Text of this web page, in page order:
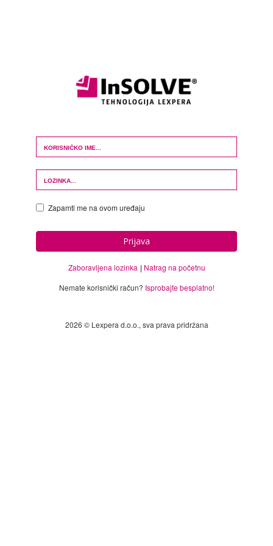
Login Form
Zapamti me na ovom uređaju
Prijava
Zaboravljena lozinka
Natrag na početnu
Nemate korisnički račun? Isprobajte besplatno!
2026 © Lexpera d.o.o., sva prava pridržana